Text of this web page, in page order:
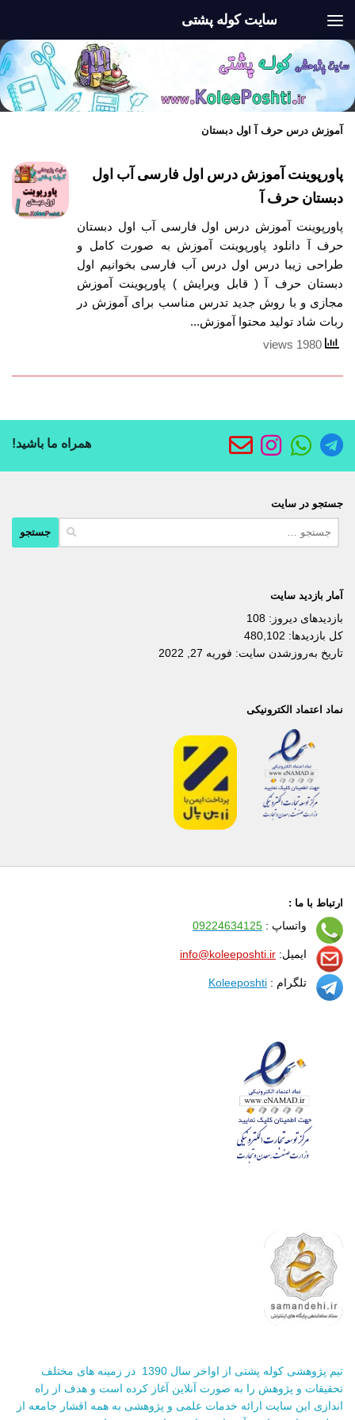
سایت کوله پشتی
آموزش درس حرف آ اول دبستان
پاورپوینت آموزش درس اول فارسی آب اول
دبستان حرف آ
پاورپوینت آموزش درس اول فارسی آب اول دبستان
حرف آ دانلود پاورپوینت آموزش به صورت کامل و
طراحی زیبا درس اول درس آب فارسی بخوانیم اول
دبستان حرف آ ( قابل ویرایش ) پاورپوینت آموزش
مجازی و با روش جدید تدرس مناسب برای آموزش در
ربات شاد تولید محتوا آموزش...
همراه ما باشید!
جستجو در سایت
آمار بازدید سایت
بازدیدهای دیروز: 108
کل بازدیدها: 480,102
تاریخ به‌روزشدن سایت: فوریه 27, 2022
نماد اعتماد الکترونیکی
ارتباط با ما :
واتساپ : 09224634125
ایمیل: info@koleeposhti.ir
تلگرام : Koleeposhti
تیم پژوهشی کوله پشتی از اواخر سال 1390 در زمینه های مختلف
تحقیقات و پژوهش را به صورت آنلاین آغاز کرده است و هدف از راه
اندازی این سایت ارائه خدمات علمی و پژوهشی به همه اقشار جامعه از